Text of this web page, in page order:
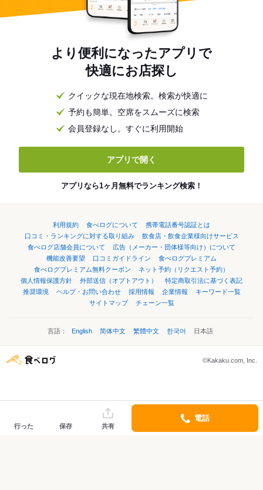
より便利になったアプリで
快適にお店探し
クイックな現在地検索。検索が快適に
予約も簡単。空席をスムーズに検索
会員登録なし。すぐに利用開始
アプリで開く
アプリなら1ヶ月無料でランキング検索！
利用規約 食べログについて
携帯電話番号認証とは
口コミ・ランキングに対する取り組み
飲食店・飲食企業様向けサービス
食べログ店舗会員について
広告（メーカー・団体様等向け）について
機能改善要望
口コミガイドライン
食べログプレミアム
食べログプレミアム無料クーポン
ネット予約（リクエスト予約）
個人情報保護方針
外部送信（オプトアウト）
特定商取引法に基づく表記
推奨環境
ヘルプ・お問い合わせ 採用情報 企業情報
キーワード一覧
サイトマップ
チェーン一覧
言語： English 简体中文 繁體中文 한국어 日本語
©Kakaku.com, Inc.
行った 保存 共有
電話